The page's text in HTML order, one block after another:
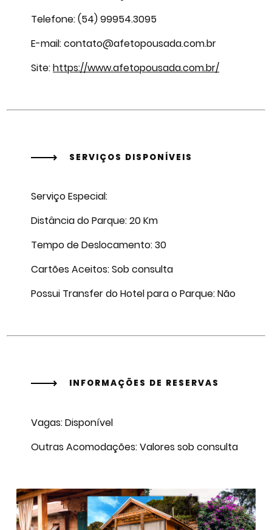
Telefone: (54) 99954.3095
E-mail: contato@afetopousada.com.br
Site:https://www.afetopousada.com.br/
SERVIÇOS DISPONÍVEIS
Serviço Especial:
Distância do Parque: 20 Km
Tempo de Deslocamento: 30
Cartões Aceitos: Sob consulta
Possui Transfer do Hotel para o Parque: Não
INFORMAÇÕES DE RESERVAS
Vagas: Disponível
Outras Acomodações: Valores sob consulta